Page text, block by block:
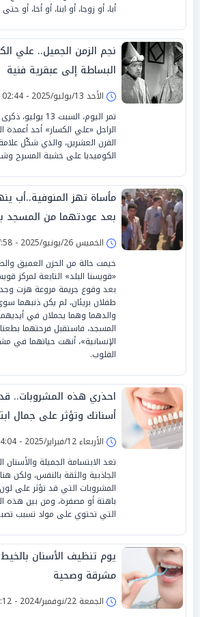
أبا، أو زوجا، أو ابنا، أو أخا، أو
نجم الزمن الجميل.. علي
البساطة إلى عبقرية فنية
الأحد 13/يوليو/2025 - 02:44 م
تمر اليوم، السبت 13
الراحل «علي الكسار» أحد
القرن العشرين، والذي شكّل
الكوميديا على خشبة المسرح
مأساة تهز المنوفية..أب
بعد عودتهما من المسجد
الخميس 26/يونيو/2025 - 07:58 م
خيمت حالة من الحزن العميق
«قويسنا البلد» التابعة لمركز
بعد وقوع جريمة مروعة هزت
طفلان بريئان، لم يكن ذنبهما
والدهما وهما يحملان في
المسجد، فاستقبل فرحتهما
الإنسانية»، أنهت حياتهما في
القلوب.
احذري هذه المشروبات..
أسنانك وتؤثر على جمال
الأربعاء 12/فبراير/2025 - 04:04 م
تعد الابتسامة الجميلة
الجاذبية والثقة بالنفس، ولكن
المشروبات التي قد تؤثر على
باهتة أو مصفرة، ومن بين هذه
التي تحتوي على مواد تسبب
مشرقة وصحية
الجمعة 22/نوفمبر/2024 - 06:12 م